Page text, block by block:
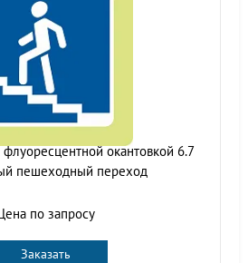
окантовкой 6.7
пешеходный переход
по запросу
Заказать